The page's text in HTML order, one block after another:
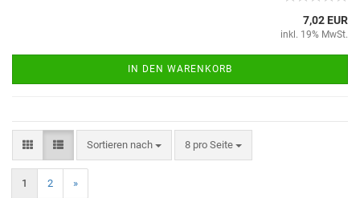
7,02 EUR
inkl. 19% MwSt.
IN DEN WARENKORB
Sortieren nach 8 pro Seite
1 2 »